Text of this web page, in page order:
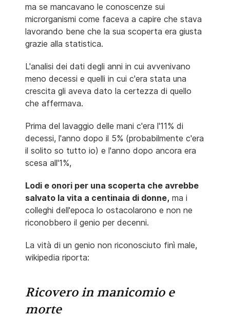
ma se mancavano le conoscenze sui
microrganismi come faceva a capire che stava
lavorando bene che la sua scoperta era giusta
grazie alla statistica.
L'analisi dei dati degli anni in cui avvenivano
meno decessi e quelli in cui c'era stata una
crescita gli aveva dato la certezza di quello
che affermava.
Prima del lavaggio delle mani c'era l'11% di
decessi, l'anno dopo il 5% (probabilmente c'era
il solito so tutto io) e l'anno dopo ancora era
scesa all'1%,
Lodi e onori per una scoperta che avrebbe
salvato la vita a centinaia di donne, ma i
colleghi dell'epoca lo ostacolarono e non ne
riconobbero il genio per decenni.
La vità di un genio non riconosciuto finì male,
wikipedia riporta:
Ricovero in manicomio e
morte